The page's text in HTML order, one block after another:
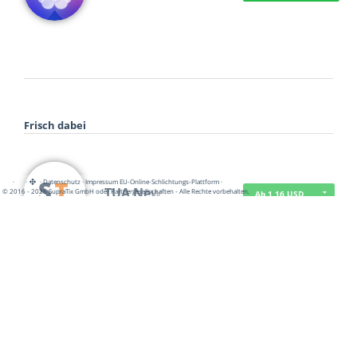
Frisch dabei
TUA News Ab 1,16 USD
· · ·Datenschutz·Impressum EU-Online-Schlichtungs-Plattform·
© 2016 - 2026 SupraTix GmbH oder Partnergesellschaften - Alle Rechte vorbehalten.